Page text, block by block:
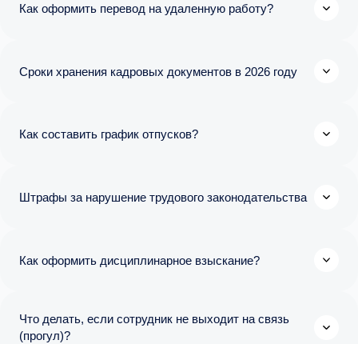
Как оформить перевод на удаленную работу?
Сроки хранения кадровых документов в 2026 году
Как составить график отпусков?
Штрафы за нарушение трудового законодательства
Как оформить дисциплинарное взыскание?
Что делать, если сотрудник не выходит на связь
(прогул)?